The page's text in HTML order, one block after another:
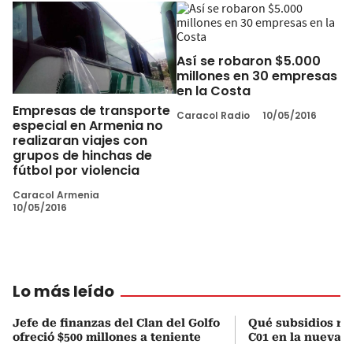
Empresas de transporte
especial en Armenia no
realizaran viajes con
grupos de hinchas de
fútbol por violencia
Caracol Armenia
10/05/2016
Así se robaron $5.000
millones en 30 empresas
en la Costa
Caracol Radio 10/05/2016
Lo más leído
Jefe de finanzas del Clan del Golfo
ofreció $500 millones a teniente
Qué subsidios
C01 en la nueva